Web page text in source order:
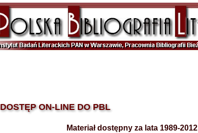
DOSTĘP ON-LINE DO PBL
Materiał dostępny za lata 1989-2012